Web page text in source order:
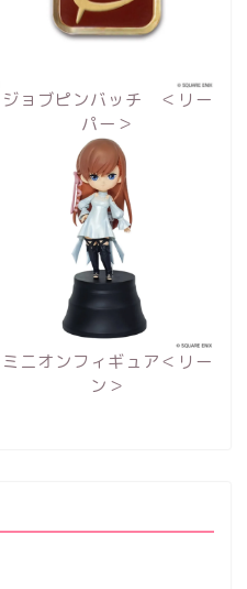
ジョブピンバッチ ＜リー
パー＞
ミニオンフィギュア＜リー
ン＞